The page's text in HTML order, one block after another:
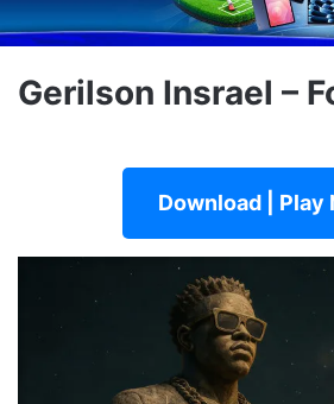
Gerilson Insrael –
Download | Play